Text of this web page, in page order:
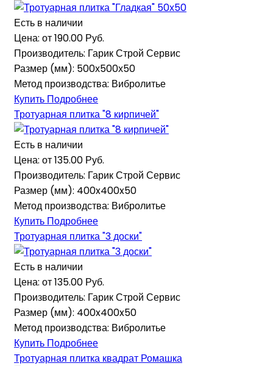
Есть в наличии
Цена: от190.00 Руб.
Производитель: Гарик Строй Сервис
Размер (мм): 500х500х50
Метод производства: Вибролитье
Купить Подробнее
Тротуарная плитка "8 кирпичей"
Есть в наличии
Цена: от135.00 Руб.
Производитель: Гарик Строй Сервис
Размер (мм): 400x400x50
Метод производства: Вибролитье
Купить Подробнее
Тротуарная плитка "3 доски"
Есть в наличии
Цена: от135.00 Руб.
Производитель: Гарик Строй Сервис
Размер (мм): 400x400x50
Метод производства: Вибролитье
Купить Подробнее
Тротуарная плитка квадрат Ромашка